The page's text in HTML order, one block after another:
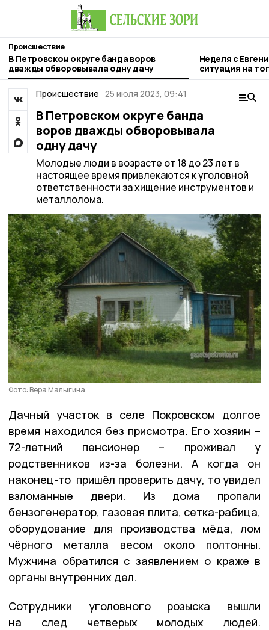
Происшествие
В Петровском округе банда воров
дважды обворовывала одну дачу
Неделя с
ситуация на
городе и
Происшествие 25 июля 2023, 09:41
В Петровском округе банда
воров дважды обворовывала
одну дачу
Молодые люди в возрасте от 18 до 23 лет в
настоящее время привлекаются к уголовной
ответственности за хищение инструментов и
металлолома.
Фото: Вера Малыгина
Дачный участок в селе Покровском долгое
время находился без присмотра. Его хозяин –
72-летний пенсионер – проживал у
родственников из-за болезни. А когда он
наконец-то пришёл проверить дачу, то увидел
взломанные двери. Из дома пропали
бензогенератор, газовая плита, сетка-рабица,
оборудование для производства мёда, лом
чёрного металла весом около полтонны.
Мужчина обратился с заявлением о краже в
органы внутренних дел.
Сотрудники уголовного розыска вышли
на след четверых молодых людей.